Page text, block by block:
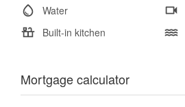
Water
Built-in kitchen
Mortgage calculator